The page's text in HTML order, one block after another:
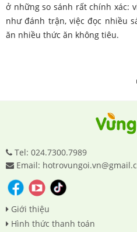
ở những so sánh rất chính xác:
như đánh trận, việc đọc nhiều
ăn nhiều thức ăn không tiêu.
Tel: 024.7300.7989
Email:
Giới thiệu
Hình thức thanh toán